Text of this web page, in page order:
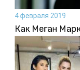
4 февраля 2019
Как Меган